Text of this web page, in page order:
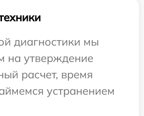
диагностики мы
на утверждение
расчет, время
устранением